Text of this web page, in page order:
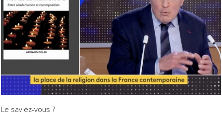
Le saviez-vous ?